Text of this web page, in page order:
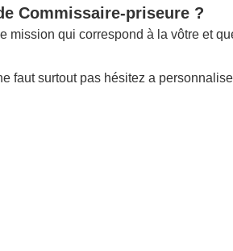
Commissaire-priseure ?
mission qui correspond à la vôtre et
surtout pas hésitez a